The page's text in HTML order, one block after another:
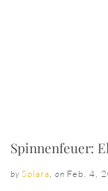
Spinnenfeuer:
by Solara on Feb. 4,